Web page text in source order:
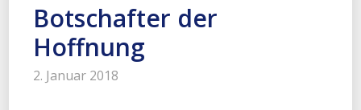
Botschafter der
Hoffnung
2. Januar 2018